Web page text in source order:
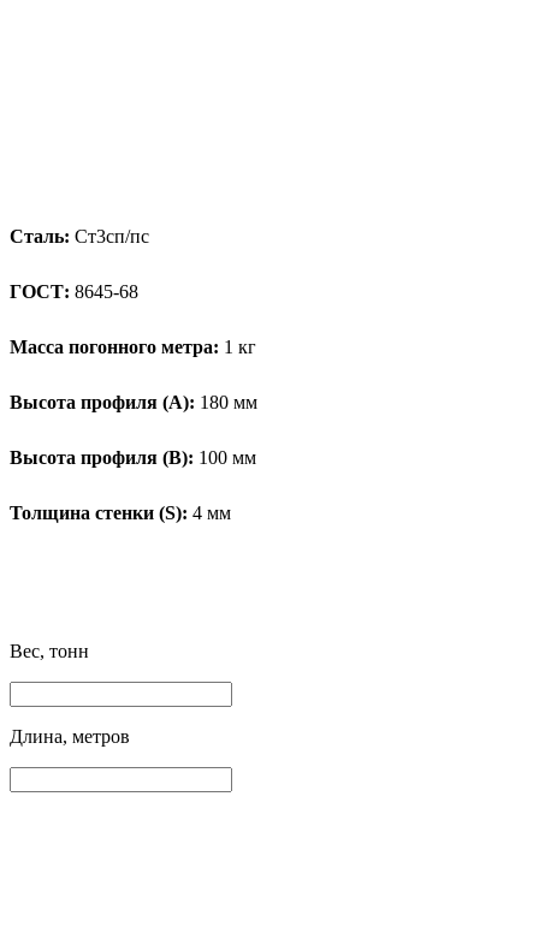
Сталь: Ст3сп/пс
ГОСТ: 8645-68
Масса погонного метра: 1 кг
Высота профиля (А): 180 мм
Высота профиля (B): 100 мм
Толщина стенки (S): 4 мм
Вес, тонн
Длина, метров